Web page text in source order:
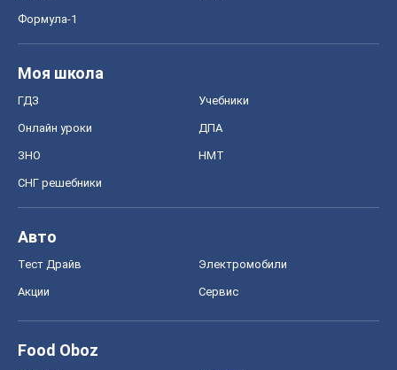
Формула-1
Моя школа
ГДЗ Учебники
Онлайн уроки ДПА
ЗНО НМТ
СНГ решебники
Авто
Тест Драйв Электромобили
Акции Сервис
Food Oboz